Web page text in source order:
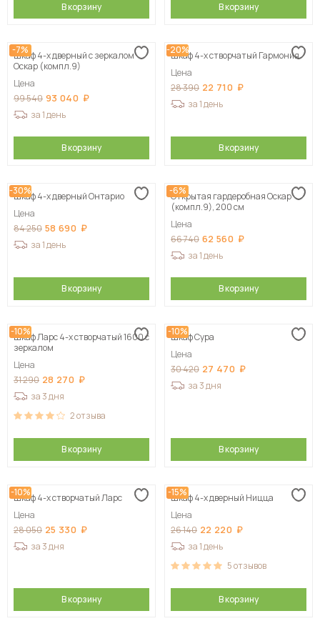
В корзину В корзину
-7%
Шкаф 4-х дверный с зеркалом
Оскар (компл.9)
Цена
99 540 93 040
за 1 день
В корзину
-20%
Шкаф 4-х створчатый Гармония
Цена
28 390 22 710
за 1 день
В корзину
-30%
Шкаф 4-х дверный Онтарио
Цена
84 250 58 690
за 1 день
В корзину
-6%
Открытая гардеробная Оскар
(компл.9), 200 см
Цена
66 740 62 560
за 1 день
В корзину
-10%
Шкаф Ларс 4-х створчатый 1600 с
зеркалом
Цена
31 290 28 270
за 3 дня
2отзыва
В корзину
-10%
Шкаф Сура
Цена
30 420 27 470
за 3 дня
В корзину
-10%
Шкаф 4-х створчатый Ларс
Цена
28 050 25 330
за 3 дня
В корзину
-15%
Шкаф 4-х дверный Ницца
Цена
26 140 22 220
за 1 день
5отзывов
В корзину